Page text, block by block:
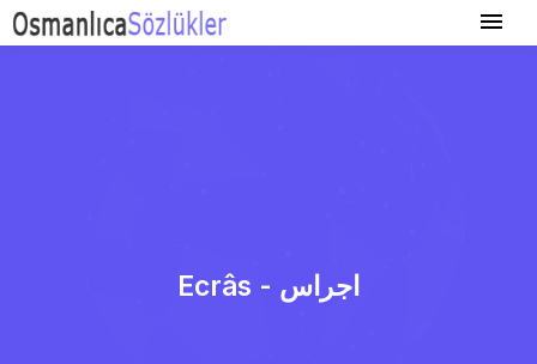
Ecrâs - اجراس